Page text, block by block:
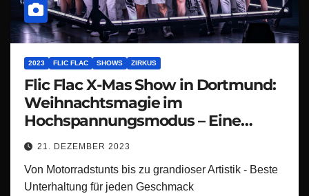
2023 FLIC FLAC SHOWS ZIRKUS
Flic Flac X-Mas Show in Dortmund:
Weihnachtsmagie im
Hochspannungsmodus – Eine
spektakuläre X-mas Show, die den
Festtagstrubel zum Beben bringt!
21. DEZEMBER 2023
Von Motorradstunts bis zu grandioser Artistik - Beste
Unterhaltung für jeden Geschmack